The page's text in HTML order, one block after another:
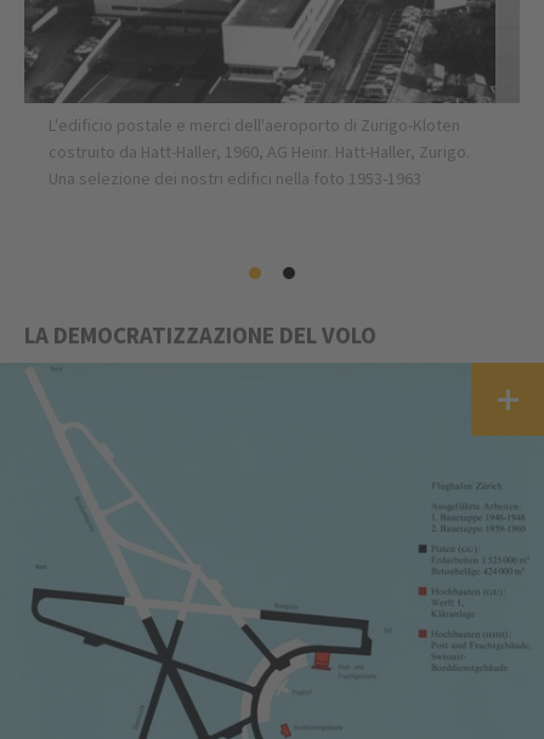
L'edificio postale e merci dell'aeroporto di Zurigo-Kloten
costruito da Hatt-Haller, 1960, AG Heinr. Hatt-Haller, Zurigo.
Una selezione dei nostri edifici nella foto 1953-1963
LA DEMOCRATIZZAZIONE DEL VOLO